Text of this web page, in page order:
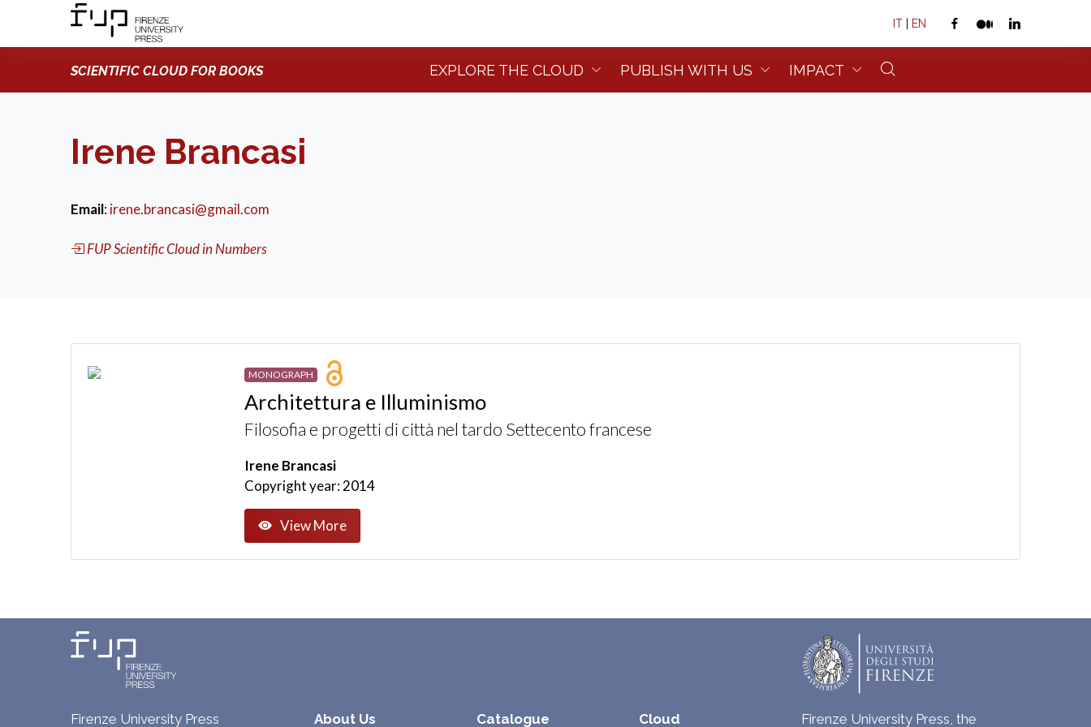
IT | EN
SCIENTIFIC CLOUD FOR BOOKS EXPLORE THE CLOUD PUBLISH WITH US IMPACT
Irene Brancasi
Email:irene.brancasi@gmail.com
FUP Scientific Cloud in Numbers
MONOGRAPH
Architettura e Illuminismo
Filosofia e progetti di città nel tardo Settecento francese
Irene Brancasi
Copyright year: 2014
View More
Firenze University Press About Us Catalogue Cloud Firenze University Press, the